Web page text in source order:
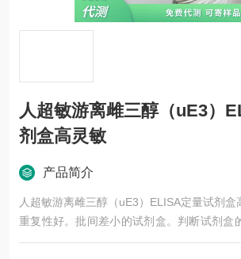
人超敏游离雌三醇（uE3）
剂盒高灵敏
产品简介
人超敏游离雌三醇（uE3）ELISA定量试剂盒
重复性好。批间差小的试剂盒。判断试剂盒
是广告，更应该是靠过硬的技术，稳定的质